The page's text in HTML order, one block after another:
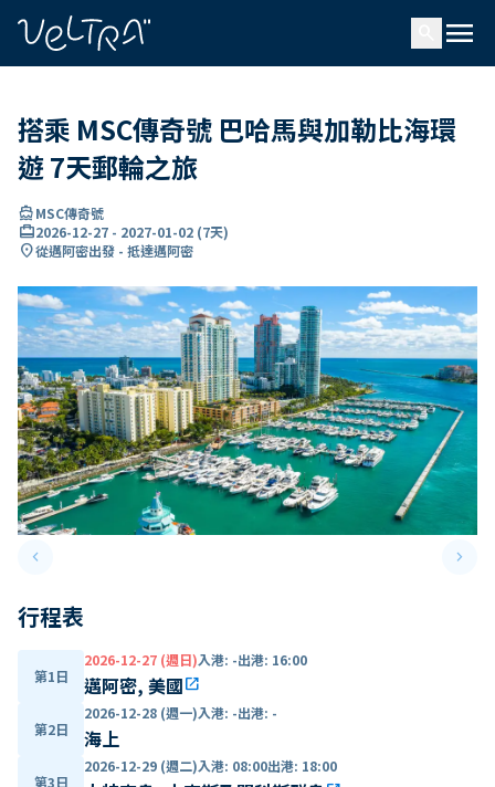
menu
搭乘 MSC傳奇號 巴哈馬與加勒比海環
遊 7天郵輪之旅
directions_boatMSC傳奇號
card_travel2026-12-27 - 2027-01-02 (7天)
location_on從邁阿密出發 - 抵達邁阿密
keyboard_arrow_leftPrevious slide keyboard_arrow_right
行程表
第1日
2026-12-27 (週日)入港: -出港: 16:00
邁阿密, 美國open_in_new
第2日
2026-12-28 (週一)入港: -出港: -
海上
第3日
2026-12-29 (週二)入港: 08:00出港: 18:00